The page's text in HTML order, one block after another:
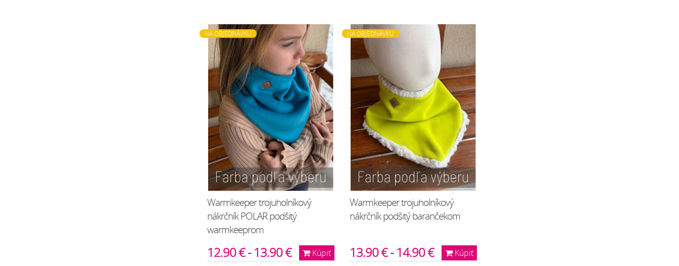
NA OBJEDNÁVKU
Warmkeeper trojuholníkový
nákrčník POLAR podšitý
warmkeeprom
Kúpiť
12.90 € - 13.90 €
NA OBJEDNÁVKU
Warmkeeper trojuholníkový
nákrčník podšitý barančekom
Kúpiť
13.90 € - 14.90 €